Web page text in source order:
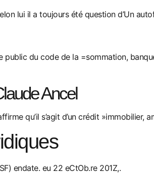
lui il a toujours été question d’Un
du code de la =sommation,
Ancel
qu’il s’agit d’un crédit »immobilier,
endate. eu 22 eCtOb.re 201Z,.